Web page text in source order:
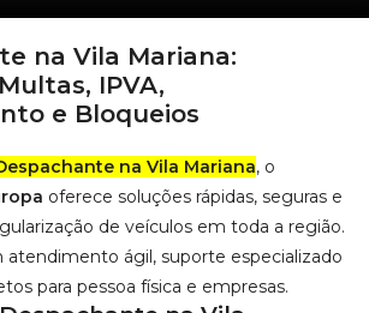
na Vila Mariana:
IPVA,
e Bloqueios
na Vila Mariana, o
oferece soluções rápidas, seguras e
de veículos em toda a região.
atendimento ágil, suporte especializado
para pessoa física e empresas.